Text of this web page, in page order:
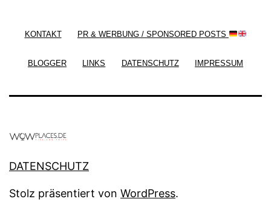
KONTAKT PR & WERBUNG / SPONSORED POSTS
BLOGGER LINKS DATENSCHUTZ IMPRESSUM
DATENSCHUTZ
Stolz präsentiert von WordPress.